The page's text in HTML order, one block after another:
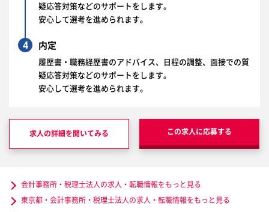
疑応答対策などのサポートをします。
安心して選考を進められます。
4 内定
履歴書・職務経歴書のアドバイス、日程の調整、面接での質
疑応答対策などのサポートをします。
安心して選考を進められます。
求人の詳細を聞いてみる この求人に応募する
会計事務所・税理士法人の求人・転職情報をもっと見る
東京都・会計事務所・税理士法人の求人・転職情報をもっと見る